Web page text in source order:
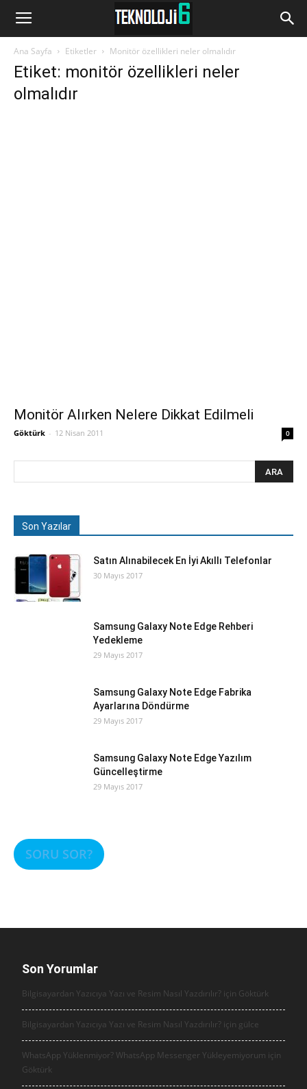
www.Teknoloji6.com
Ana Sayfa Etiketler Monitör özellikleri neler olmalıdır
Etiket: monitör özellikleri neler
olmalıdır
Monitör Alırken Nelere Dikkat Edilmeli
Göktürk - 12 Nisan 2011 0
Son Yazılar
Satın Alınabilecek En İyi Akıllı Telefonlar
30 Mayıs 2017
Samsung Galaxy Note Edge Rehberi
Yedekleme
29 Mayıs 2017
Samsung Galaxy Note Edge Fabrika
Ayarlarına Döndürme
29 Mayıs 2017
Samsung Galaxy Note Edge Yazılım
Güncelleştirme
29 Mayıs 2017
SORU SOR?
Son Yorumlar
Bilgisayardan Yazıcıya Yazı ve Resim Nasıl Yazdırılır? için Göktürk
Bilgisayardan Yazıcıya Yazı ve Resim Nasıl Yazdırılır? için gülce
WhatsApp Yüklenmiyor? WhatsApp Messenger Yükleyemiyorum için
Göktürk